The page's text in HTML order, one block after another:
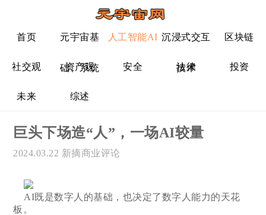
首页 元宇宙基
础、系统
人工智能AI 沉浸式交互
技术
区块链
社交观 资产观 安全 法律 投资
未来 综述
巨头下场造“人”，一场AI较量
2024.03.22 新摘商业评论
AI既是数字人的基础，也决定了数字人能力的天花
板。